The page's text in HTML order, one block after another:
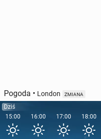
Pogoda • London ZMIANA
Dziś
15:00
16:00 17:00 18:00